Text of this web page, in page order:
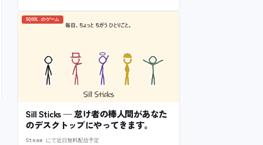
SQOOL のゲーム
Sill Sticks — 怠け者の棒人間があなた
のデスクトップにやってきます。
Steam にて近日無料配信予定